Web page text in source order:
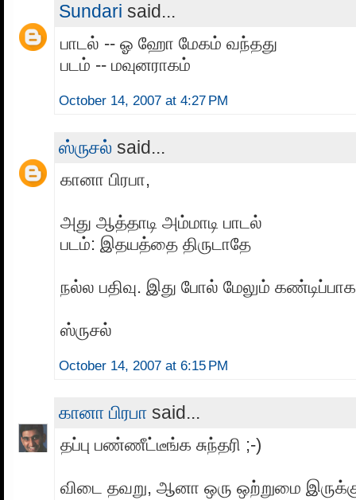
Sundari said...
பாடல் -- ஓ ஹோ மேகம் வந்தது
படம் -- மவுனராகம்
October 14, 2007 at 4:27 PM
ஸ்ருசல் said...
கானா பிரபா,
அது ஆத்தாடி அம்மாடி பாடல்
படம்: இதயத்தை திருடாதே
நல்ல பதிவு. இது போல் மேலும்
ஸ்ருசல்
October 14, 2007 at 6:15 PM
கானா பிரபா said...
தப்பு பண்ணீட்டீங்க சுந்தரி ;-)
விடை தவறு, ஆனா ஒரு ஒற்றுமை